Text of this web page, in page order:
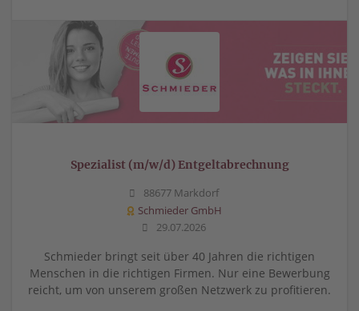
Spezialist (m/w/d) Entgeltabrechnung
88677 Markdorf
Schmieder GmbH
29.07.2026
Schmieder bringt seit über 40 Jahren die richtigen
Menschen in die richtigen Firmen. Nur eine Bewerbung
reicht, um von unserem großen Netzwerk zu profitieren.